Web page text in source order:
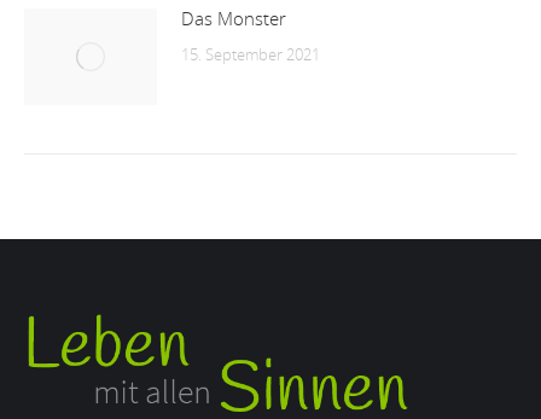
Das Monster
15. September 2021